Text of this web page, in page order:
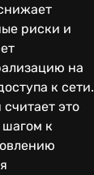
риски и
на
к сети.
это
к